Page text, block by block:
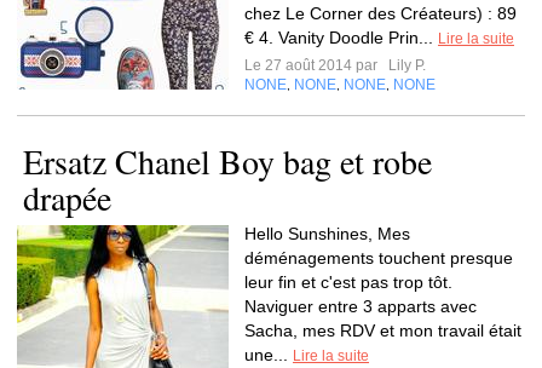
chez Le Corner des Créateurs) : 89
€ 4. Vanity Doodle Prin...
Lire la suite
Le 27 août 2014 par
Lily P.
NONE NONE NONE NONE
Ersatz Chanel Boy bag et robe
drapée
Hello Sunshines, Mes
déménagements touchent presque
leur fin et c'est pas trop tôt.
Naviguer entre 3 apparts avec
Sacha, mes RDV et mon travail était
une...
Lire la suite